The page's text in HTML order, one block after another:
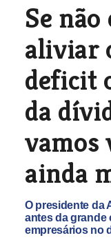
Se
aliviar
deficit
da
vamos
ainda
O presidente da
antes da grande
empresários no